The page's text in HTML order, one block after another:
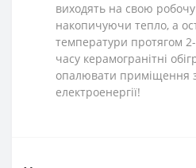
виходять на свою
накопичуючи тепло, а
температури протягом
часу керамогранітні
опалювати приміщення
електроенергії!